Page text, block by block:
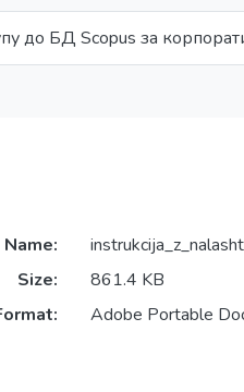
до БД Scopus за
Name:
Size:
861.4 KB
Adobe Portable